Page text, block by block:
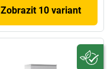
Zobrazit 10 variant